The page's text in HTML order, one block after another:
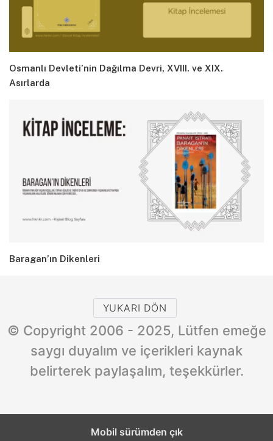
Osmanlı Devleti’nin Dağılma Devri, XVIII. ve XIX.
Asırlarda
Baragan’ın Dikenleri
YUKARI DÖN
© Copyright 2006 - 2025, Lütfen emeğe
saygı duyalım ve içerikleri kaynak
belirterek paylaşalım, teşekkürler.
Mobil sürümden çık